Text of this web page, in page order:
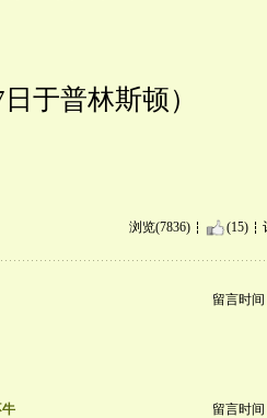
于普林斯顿）
浏览(7836) (15)
留言时间
牛 留言时间